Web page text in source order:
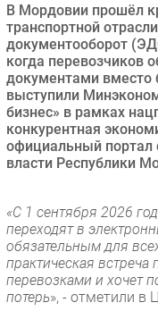
Рынок ПК
Маркетинг
Торговые сети
Оборудование
ПО
Outsourcing
Финансы
Web
Безопасность
Инновации
В Мордовии прошёл
транспортной
документооборот
когда перевозчиков
документами вместо
выступили
бизнес» в рамках
конкурентная
официальный портал
власти Республики
«С 1 сентября 2026
переходят в
обязательным для
практическая встреча
перевозками и хочет
потерь», - отметили в